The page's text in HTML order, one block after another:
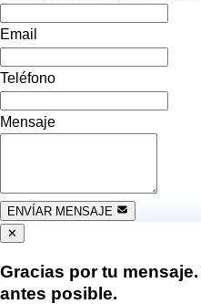
Email
Teléfono
Mensaje
ENVÍAR MENSAJE
✕
Gracias por tu
antes posible.